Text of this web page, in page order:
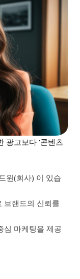
광고보다 ‘콘텐츠
윈(회사) 이 있습
브랜드의 신뢰를
심 마케팅을 제공